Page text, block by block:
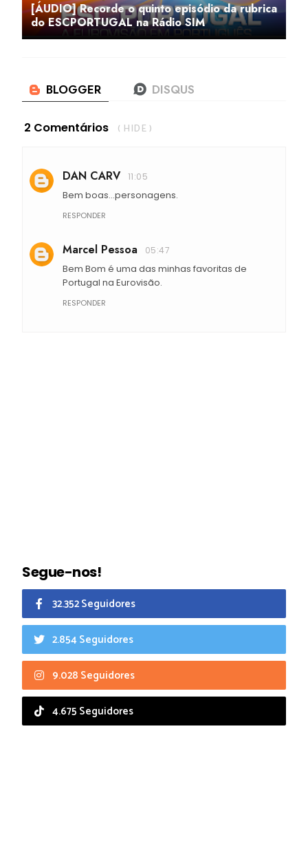
[ÁUDIO] Recorde o quinto episódio da rubrica
do ESCPORTUGAL na Rádio SIM
2 Comentários ( HIDE )
DAN CARV 11:05
Bem boas...personagens.
RESPONDER
Marcel Pessoa 05:47
Bem Bom é uma das minhas favoritas de
Portugal na Eurovisão.
RESPONDER
Segue-nos!
32.352 Seguidores
2.854 Seguidores
9.028 Seguidores
4.675 Seguidores